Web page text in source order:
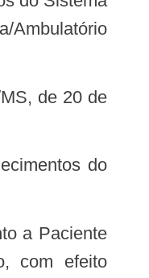
Ambulatório
com efeito